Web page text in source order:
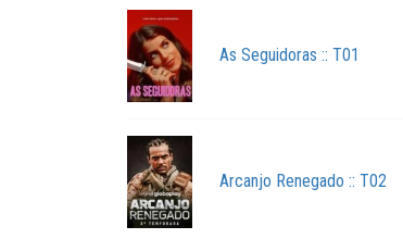
As Seguidoras :: T01
Arcanjo Renegado :: T02